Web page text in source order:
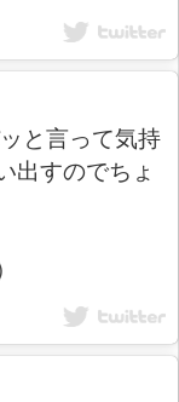
と言って気持
出すのでちょ